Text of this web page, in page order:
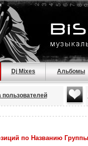
Dj Mixes Альбомы
пользователей
по Названию